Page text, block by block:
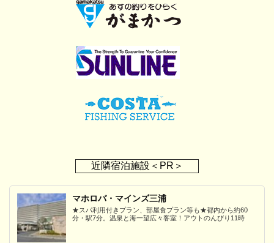
近隣宿泊施設＜PR＞
マホロバ・マインズ三浦
★スパ利用付きプラン、部屋食プラン等も★都内から約60
分・駅7分。温泉と海一望広々客室！アウトのんびり11時